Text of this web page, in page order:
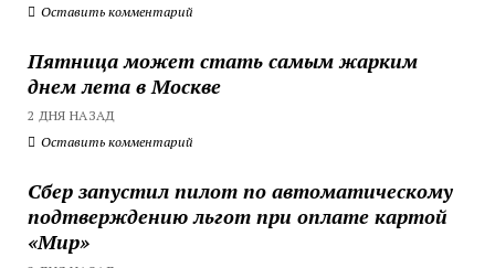
Оставить комментарий
Пятница может стать самым жарким
днем лета в Москве
2 ДНЯ НАЗАД
Оставить комментарий
Сбер запустил пилот по автоматическому
подтверждению льгот при оплате картой
«Мир»